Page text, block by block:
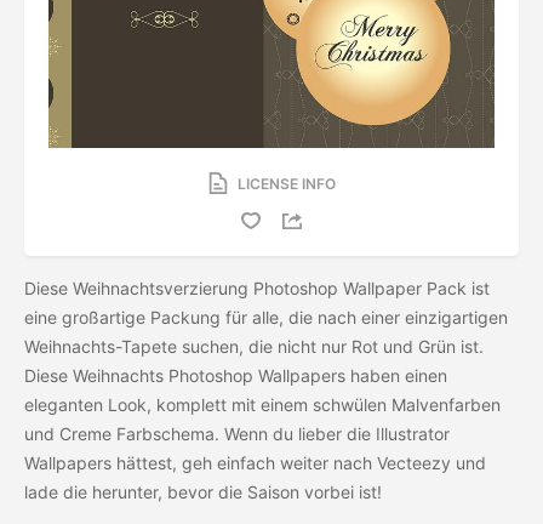
LICENSE INFO
Diese Weihnachtsverzierung Photoshop Wallpaper Pack ist
eine großartige Packung für alle, die nach einer einzigartigen
Weihnachts-Tapete suchen, die nicht nur Rot und Grün ist.
Diese Weihnachts Photoshop Wallpapers haben einen
eleganten Look, komplett mit einem schwülen Malvenfarben
und Creme Farbschema. Wenn du lieber die Illustrator
Wallpapers hättest, geh einfach weiter nach Vecteezy und
lade die herunter, bevor die Saison vorbei ist!